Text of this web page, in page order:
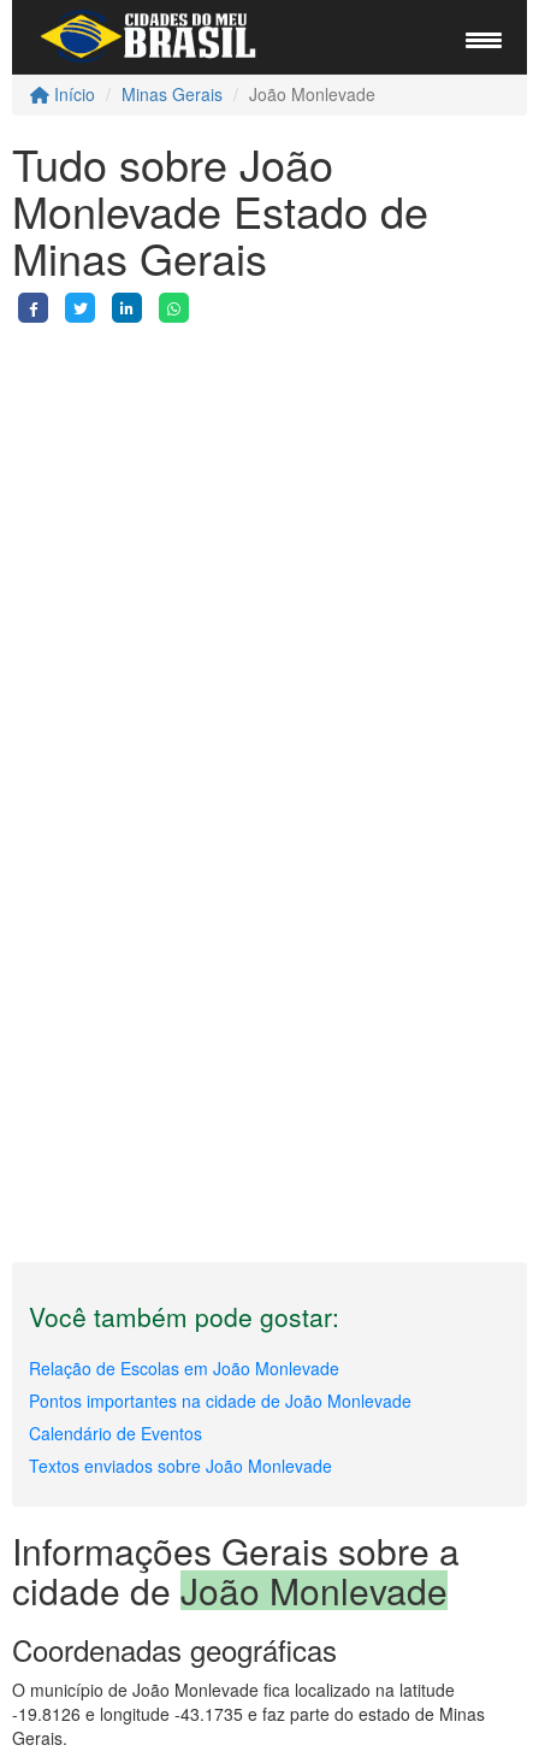
Início Minas Gerais João Monlevade
Tudo sobre João
Monlevade Estado de
Minas Gerais
Você também pode gostar:
Relação de Escolas em João Monlevade
Pontos importantes na cidade de João Monlevade
Calendário de Eventos
Textos enviados sobre João Monlevade
Informações Gerais sobre a
cidade de João Monlevade
Coordenadas geográficas
O município de João Monlevade fica localizado na latitude
-19.8126 e longitude -43.1735 e faz parte do estado de Minas
Gerais.